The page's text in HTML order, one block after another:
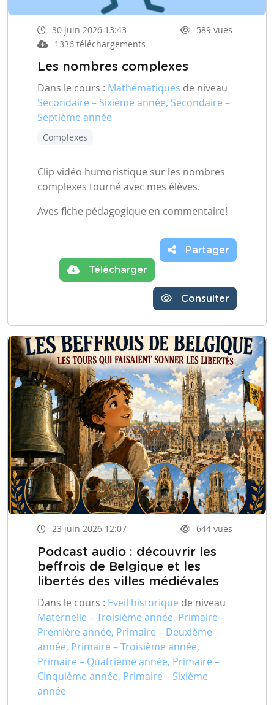
30 juin 2026 13:43
589 vues
1336 téléchargements
Les nombres complexes
Dans le cours : Mathématiques de niveau
Secondaire – Sixième année, Secondaire –
Septième année
Complexes
Clip vidéo humoristique sur les nombres
complexes tourné avec mes élèves.
Aves fiche pédagogique en commentaire!
Télécharger
Partager
Consulter
23 juin 2026 12:07 644 vues
Podcast audio : découvrir les
beffrois de Belgique et les
libertés des villes médiévales
Dans le cours : Eveil historique de niveau
Maternelle – Troisième année, Primaire –
Première année, Primaire – Deuxième
année, Primaire – Troisième année,
Primaire – Quatrième année, Primaire –
Cinquième année, Primaire – Sixième
année